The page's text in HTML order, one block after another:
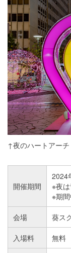
↑夜のハートアーチ
開催期間
2024
※夜
※期
会場 葵ス
入場料 無料